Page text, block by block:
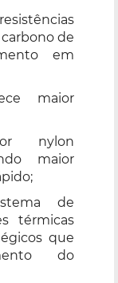
de
em
maior
nylon
maior
de
térmicas
que
do